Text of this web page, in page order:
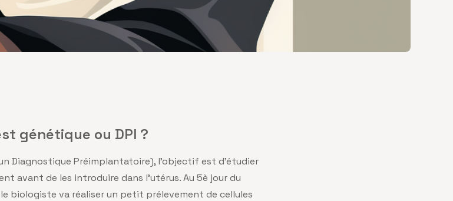
génétique ou DPI ?
un Diagnostique Préimplantatoire), l’objectif est d’étudier
avant de les introduire dans l’utérus. Au 5è jour du
biologiste va réaliser un petit prélevement de cellules